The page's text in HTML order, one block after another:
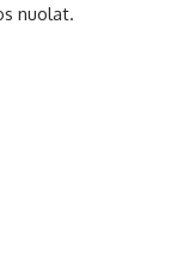
nuolat.